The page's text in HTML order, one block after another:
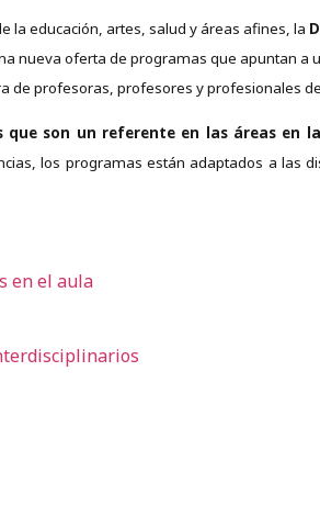
la educación, artes, salud y áreas afines, la
nueva oferta de programas que apuntan a
de profesoras, profesores y profesionales
que son un referente en las áreas en
los programas están adaptados a las
en el aula